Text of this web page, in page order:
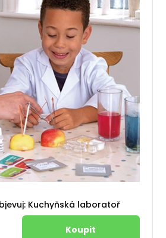
Kuchyňská laboratoř